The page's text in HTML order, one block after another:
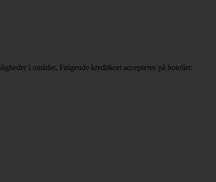
i omådet. Følgende kreditkort accepteres på hotellet: